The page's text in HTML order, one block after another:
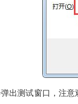
测试窗口，注意